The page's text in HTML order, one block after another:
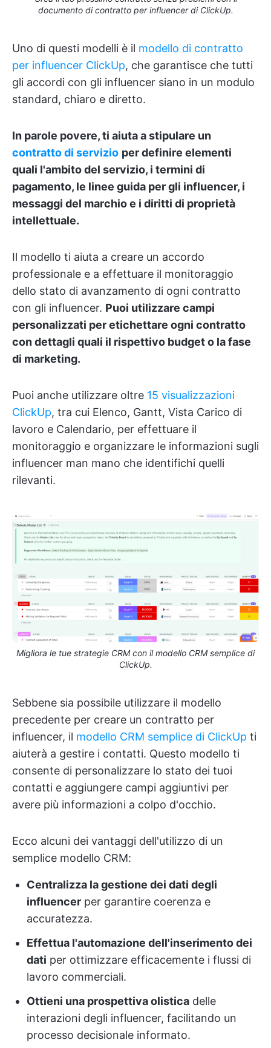
documento di contratto per influencer di ClickUp.
Uno di questi modelli è il modello di contratto
per influencer ClickUp, che garantisce che tutti
gli accordi con gli influencer siano in un modulo
standard, chiaro e diretto.
In parole povere, ti aiuta a stipulare un
contratto di servizio per definire elementi
quali l'ambito del servizio, i termini di
pagamento, le linee guida per gli influencer, i
messaggi del marchio e i diritti di proprietà
intellettuale.
Il modello ti aiuta a creare un accordo
professionale e a effettuare il monitoraggio
dello stato di avanzamento di ogni contratto
con gli influencer. Puoi utilizzare campi
personalizzati per etichettare ogni contratto
con dettagli quali il rispettivo budget o la fase
di marketing.
Puoi anche utilizzare oltre 15 visualizzazioni
ClickUp, tra cui Elenco, Gantt, Vista Carico di
lavoro e Calendario, per effettuare il
monitoraggio e organizzare le informazioni sugli
influencer man mano che identifichi quelli
rilevanti.
Migliora le tue strategie CRM con il modello CRM semplice di
ClickUp.
Sebbene sia possibile utilizzare il modello
precedente per creare un contratto per
influencer, il modello CRM semplice di ClickUp ti
aiuterà a gestire i contatti. Questo modello ti
consente di personalizzare lo stato dei tuoi
contatti e aggiungere campi aggiuntivi per
avere più informazioni a colpo d'occhio.
Ecco alcuni dei vantaggi dell'utilizzo di un
semplice modello CRM:
Centralizza la gestione dei dati degli
influencer per garantire coerenza e
accuratezza.
Effettua l'automazione dell'inserimento dei
dati per ottimizzare efficacemente i flussi di
lavoro commerciali.
Ottieni una prospettiva olistica delle
interazioni degli influencer, facilitando un
processo decisionale informato.